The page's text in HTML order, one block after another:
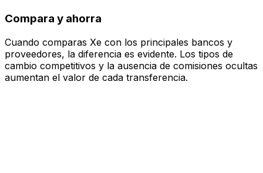
Compara y ahorra
Cuando comparas Xe con los principales bancos y
proveedores, la diferencia es evidente. Los tipos de
cambio competitivos y la ausencia de comisiones ocultas
aumentan el valor de cada transferencia.